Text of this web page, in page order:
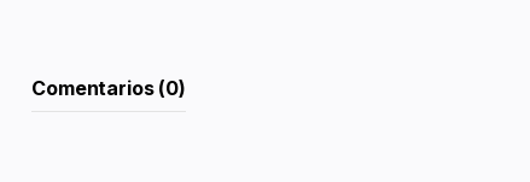
Comentarios (0)